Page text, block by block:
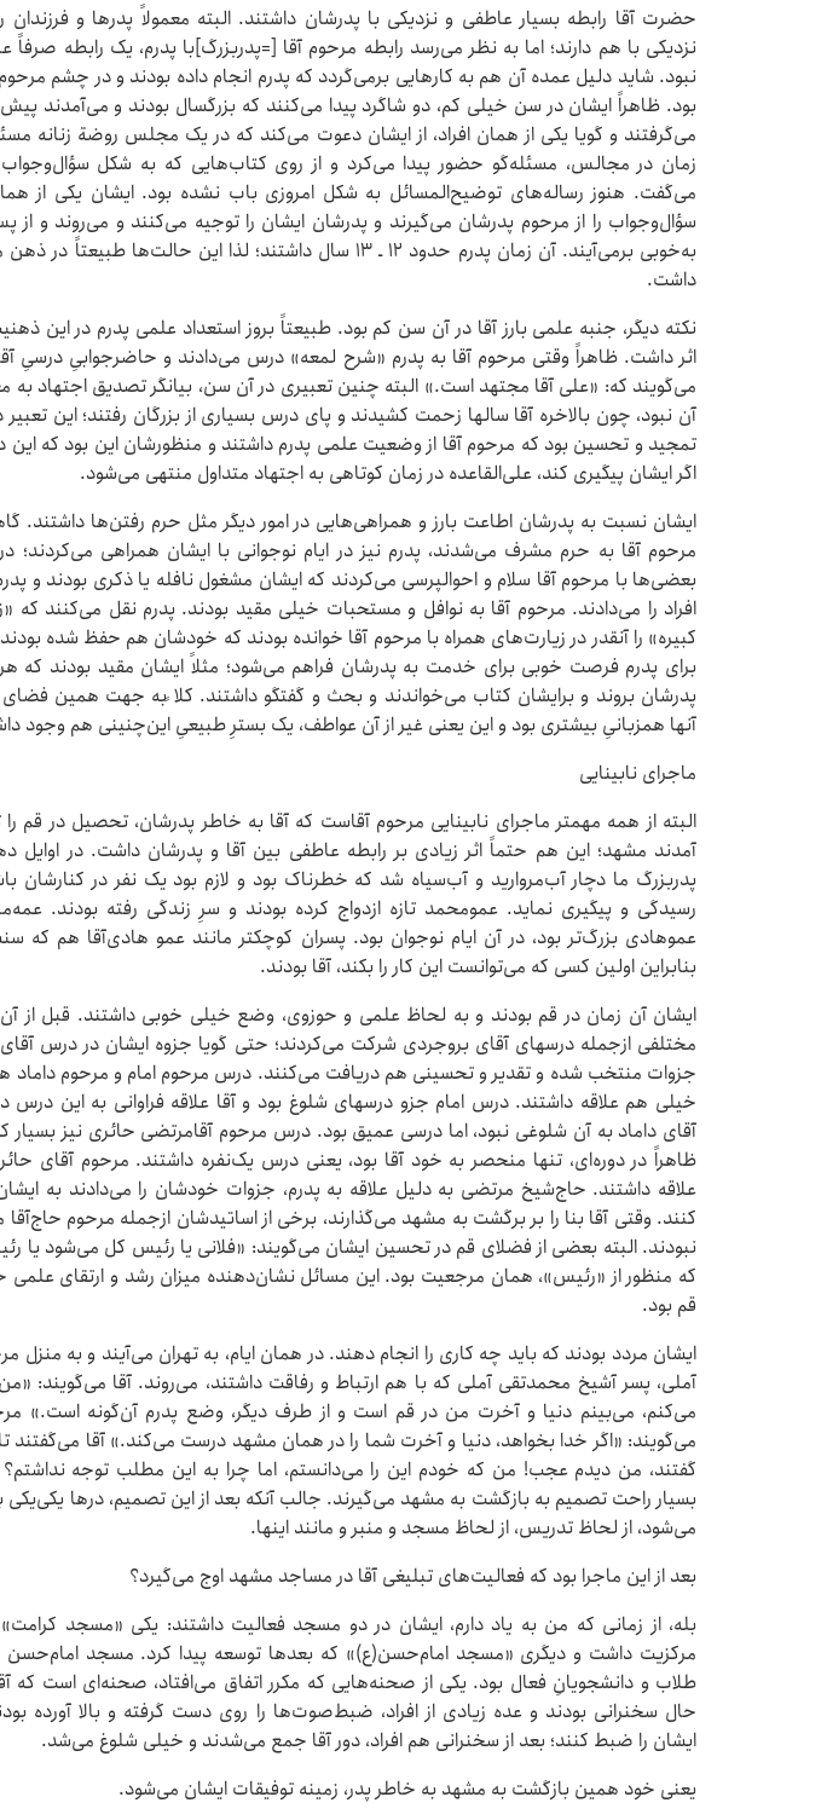
حضرت آقا رابطه‌ بسیار عاطفی و نزدیکی با پدرشان داشتند. البته معمولاً پدرها و فرزندان
نزدیکی با هم دارند؛ اما به نظر می‌رسد رابطه‌ مرحوم آقا [=پدربزرگ]با پدرم، یک رابطه‌
نبود. شاید دلیل عمده‌ آن هم به کارهایی برمی‌گردد که پدرم انجام داده بودند و در چشم
بود. ظاهراً ایشان در سن خیلی کم، دو شاگرد پیدا می‌کنند که بزرگسال بودند و می‌آمدند
می‌گرفتند و گویا یکی از همان افراد، از ایشان دعوت می‌کند که در یک مجلس روضة‌ زنانه
زمان در مجالس، مسئله‌گو حضور پیدا می‌کرد و از روی کتاب‌هایی که به شکل سؤال‌وجواب
می‌گفت. هنوز رساله‌های توضیح‌المسائل به شکل امروزی باب نشده بود. ایشان یکی از
سؤال‌وجواب را از مرحوم پدرشان می‌گیرند و پدرشان ایشان را توجیه می‌کنند و می‌روند و
به‌خوبی برمی‌آیند. آن زمان پدرم حدود ۱۲ ـ ۱۳ سال داشتند؛ لذا این حالت‌ها
داشت.
نکته‌ دیگر، جنبه‌ علمی بارز آقا در آن سن کم بود. طبیعتاً بروز استعداد علمی پدرم در این
اثر داشت. ظاهراً وقتی مرحوم آقا به پدرم «شرح لمعه» درس می‌دادند و حاضرجوابیِ درسیِ آقا
می‌گویند که: «علی آقا مجتهد است.» البته چنین تعبیری در آن سن، بیانگر تصدیق اجتهاد به
آن نبود، چون بالاخره آقا سالها زحمت کشیدند و پای درس بسیاری از بزرگان رفتند؛ این تعبیر
تمجید و تحسین بود که مرحوم آقا از وضعیت علمی پدرم داشتند و منظورشان این بود که این
اگر ایشان پیگیری کند، علی‌القاعده در زمان کوتاهی به اجتهاد متداول منتهی می‌شود.
ایشان نسبت به پدرشان اطاعت بارز و همراهی‌هایی در امور دیگر مثل حرم رفتن‌ها داشتند.
مرحوم آقا به حرم مشرف می‌شدند، پدرم نیز در ایام نوجوانی با ایشان همراهی می‌کردند؛
بعضی‌ها با مرحوم آقا سلام و احوالپرسی می‌کردند که ایشان مشغول نافله یا ذکری بودند و
افراد را می‌دادند. مرحوم آقا به نوافل و مستحبات خیلی مقید بودند. پدرم نقل می‌کنند که
کبیره» را آنقدر در زیارت‌های همراه با مرحوم آقا خوانده بودند که خودشان هم حفظ شده
برای پدرم فرصت خوبی برای خدمت به پدرشان فراهم می‌شود؛ مثلاً ایشان مقید بودند که هر
پدرشان بروند و برایشان کتاب می‌خواندند و بحث و گفتگو داشتند. کلا ًبه جهت همین
آنها همزبانیِ بیشتری بود و این یعنی غیر از آن عواطف، یک بسترِ طبیعیِ این‌چنینی هم وجود
ماجرای نابینایی
البته از همه مهمتر ماجرای نابینایی مرحوم آقاست که آقا به خاطر پدرشان، تحصیل در قم
پدربزرگ ما دچار آب‌مروارید و آب‌سیاه شد که خطرناک بود و لازم بود یک نفر در کنارشان
رسیدگی و پیگیری نماید. عمومحمد تازه ازدواج کرده بودند و سرِ زندگی رفته بودند.
عموهادی بزرگ‌تر بود، در آن ایام نوجوان بود. پسران کوچکتر مانند عمو هادی‌آقا هم که
بنابراین اولین کسی که می‌توانست این کار را بکند، آقا بودند.
ایشان آن زمان در قم بودند و به لحاظ علمی و حوزوی، وضع خیلی خوبی داشتند. قبل از
مختلفی ازجمله درسهای آقای بروجردی شرکت می‌کردند؛ حتی گویا جزوه‌ ایشان در درس آقای
جزوات منتخب شده و تقدیر و تحسینی هم دریافت می‌کنند. درس مرحوم امام و مرحوم داماد
خیلی هم علاقه داشتند. درس امام جزو درسهای شلوغ بود و آقا علاقه‌ فراوانی به این درس
آقای داماد به آن شلوغی نبود، اما درسی عمیق بود. درس مرحوم آقامرتضی حائری نیز بسیار
ظاهراً در دوره‌ای، تنها منحصر به خود آقا بود، یعنی درس یک‌نفره داشتند. مرحوم آقای
علاقه داشتند. حاج‌شیخ مرتضی به دلیل علاقه‌ به پدرم، جزوات خودشان را می‌دادند به
کنند. وقتی آقا بنا را بر برگشت به مشهد می‌گذارند، برخی از اساتیدشان ازجمله مرحوم
نبودند. البته بعضی از فضلای قم در تحسین ایشان می‌گویند: «فلانی یا رئیس کل می‌شود یا
که منظور از «رئیس»، همان مرجعیت بود. این مسائل نشان‌دهنده میزان رشد و ارتقای علمی
قم بود.
ایشان مردد بودند که باید چه کاری را انجام دهند. در همان ایام، به تهران می‌آیند و به منزل
آملی، پسر آشیخ محمدتقی آملی که با هم ارتباط و رفاقت داشتند، می‌روند. آقا می‌گویند:
می‌کنم، می‌بینم دنیا و آخرت من در قم است و از طرف دیگر، وضع پدرم آن‌گونه است.»
می‌گویند: «اگر خدا بخواهد، دنیا و آخرت شما را در همان مشهد درست می‌کند.» آقا می‌گفتند
گفتند، من دیدم عجب! من که خودم این را می‌دانستم، اما چرا به این مطلب توجه
بسیار راحت تصمیم به بازگشت به مشهد می‌گیرند. جالب آنکه بعد از این تصمیم، درها یکی‌یکی
می‌شود، از لحاظ تدریس، از لحاظ مسجد و منبر و مانند اینها.
بعد از این ماجرا بود که فعالیت‌های تبلیغی آقا در مساجد مشهد اوج می‌گیرد؟
بله، از زمانی که من به یاد دارم، ایشان در دو مسجد فعالیت داشتند: یکی «مسجد
مرکزیت داشت و دیگری «مسجد امام‌حسن(ع)» که بعدها توسعه پیدا کرد. مسجد امام‌حسن
طلاب و دانشجویانِ فعال بود. یکی از صحنه‌هایی که مکرر اتفاق می‌افتاد، صحنه‌ای است که
حال سخنرانی بودند و عده‌ زیادی از افراد، ضبط‌صوت‌ها را روی دست گرفته و بالا آورده‌
ایشان را ضبط کنند؛ بعد از سخنرانی هم افراد، دور آقا جمع می‌شدند و خیلی شلوغ می‌شد.
یعنی خود همین بازگشت به مشهد به خاطر پدر، زمینه‌ توفیقات ایشان می‌شود.